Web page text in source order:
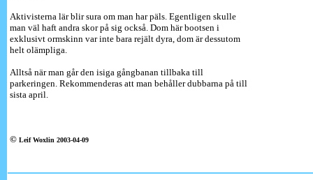
Aktivisterna lär blir sura om man har päls. Egentligen skulle
man väl haft andra skor på sig också. Dom här bootsen i
exklusivt ormskinn var inte bara rejält dyra, dom är dessutom
helt olämpliga.
Alltså när man går den isiga gångbanan tillbaka till
parkeringen. Rekommenderas att man behåller dubbarna på till
sista april.
© Leif Woxlin 2003-04-09